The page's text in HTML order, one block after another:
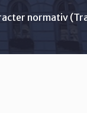
normativ